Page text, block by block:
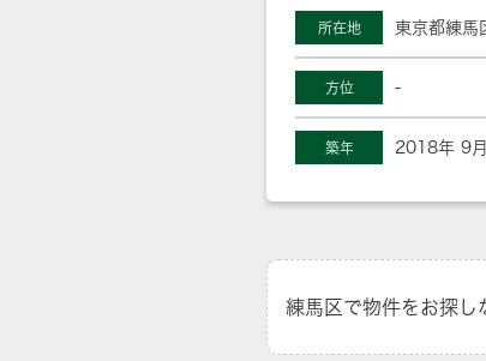
所在地 東京都練馬
方位 -
築年 2018年 9月
練馬区で物件をお探し